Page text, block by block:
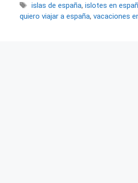
Etiquetas
islas de españa,islotes en
quiero viajar a españa, vacaciones